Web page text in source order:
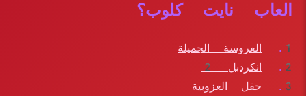
العاب نايت كلوب؟
العروسة الجميلة
انكردبل 2
حفل العزوبية